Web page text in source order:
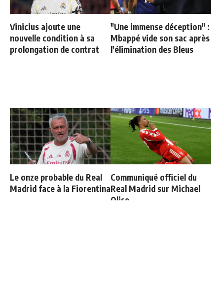
Vinicius ajoute une
nouvelle condition à sa
prolongation de contrat
"Une immense déception" :
Mbappé vide son sac après
l'élimination des Bleus
Le onze probable du Real
Madrid face à la Fiorentina
Communiqué officiel du
Real Madrid sur Michael
Olise